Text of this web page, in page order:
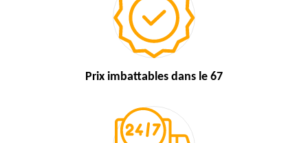
Prix imbattables dans le 67